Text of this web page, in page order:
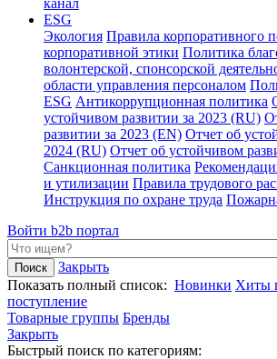
канал
ESG
Экология Правила корпоративного
корпоративной этики Политика
волонтерской, спонсорской
области управления персоналом
ESG Антикоррупционная политика
устойчивом развитии за 2023 (RU)
развитии за 2023 (EN) Отчет об
2024 (RU) Отчет об устойчивом
Санкционная политика
и утилизации Правила трудового
Инструкция по охране труда
Войти b2b портал
Закрыть
Показать полный список: Новинки Хиты
поступление
Товарные группы Бренды
Закрыть
Быстрый поиск по категориям: